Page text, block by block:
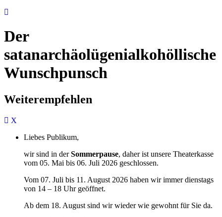
Der
satanarchäolügenialkohöllische
Wunschpunsch
Weiterempfehlen
Liebes Publikum,
wir sind in derSommerpause, daher ist unsere Theaterkasse
vom 05. Mai bis 06. Juli 2026 geschlossen.
Vom 07. Juli bis 11. August 2026 haben wir immer dienstags
von 14 – 18 Uhr geöffnet.
Ab dem 18. August sind wir wieder wie gewohnt für Sie da.